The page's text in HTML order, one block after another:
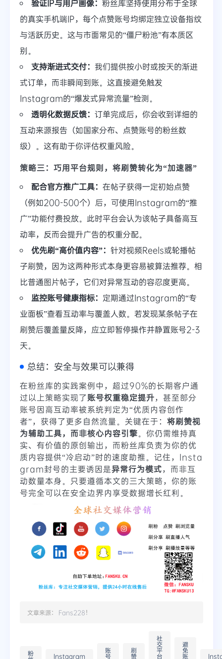
验证IP与用户画像： 粉丝库坚持使用分布于全球
的真实手机端IP，每个点赞账号均绑定独立设备指纹
与活跃历史。这与市面常见的“僵尸粉池”有本质区
别。
支持渐进式交付： 我们提供按小时或按天的渐进
式订单，而非瞬间到账。这直接避免触发
Instagram的“爆发式异常流量”检测。
透明化数据反馈： 订单完成后，你会收到详细的
互动来源报告（如国家分布、点赞账号的粉丝数
级）。这有助于你评估权重风险。
策略三：巧用平台规则，将刷赞转化为“加速器”
配合官方推广工具： 在帖子获得一定初始点赞
（例如200-500个）后，可使用Instagram的“推
广”功能付费投放。此时平台会认为该帖子具备高互
动率，反而会提升广告的权重分配。
优先刷“高价值内容”： 针对视频Reels或轮播帖
子刷赞，因为这两种形式本身更容易被算法推荐。相
比普通图片帖子，它们对异常互动的容忍度更高。
监控账号健康指标： 定期通过Instagram的“专
业面板”查看互动率与覆盖人数。若发现某条帖子在
刷赞后覆盖量反降，应立即暂停操作并静置账号2-3
天。
总结：安全与效果可以兼得
在粉丝库的实践案例中，超过90%的长期客户通
过以上策略实现了账号权重稳定提升，甚至部分
账号因高互动率被系统判定为“优质内容创作
者”，获得了更多自然流量。关键在于： 将刷赞视
为辅助工具，而非核心内容引擎。你仍需维持真
实、有价值的原创输出，而粉丝库负责为你的优
质内容提供“冷启动”时的速度助推。记住，Insta
gram封号的主要诱因是异常行为模式，而非互
动数量本身。只要遵循本文的三大策略，你的账
号完全可以在安全边界内享受数据增长红利。
文章来源： Fans228！
粉 Instagram
账
号
刷
赞
社
交
平
台
避
免
账